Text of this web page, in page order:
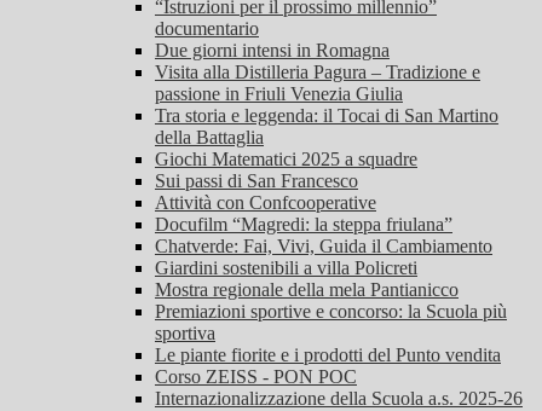
“Istruzioni per il prossimo millennio”
documentario
Due giorni intensi in Romagna
Visita alla Distilleria Pagura – Tradizione e
passione in Friuli Venezia Giulia
Tra storia e leggenda: il Tocai di San Martino
della Battaglia
Giochi Matematici 2025 a squadre
Sui passi di San Francesco
Attività con Confcooperative
Docufilm “Magredi: la steppa friulana”
Chatverde: Fai, Vivi, Guida il Cambiamento
Giardini sostenibili a villa Policreti
Mostra regionale della mela Pantianicco
Premiazioni sportive e concorso: la Scuola più
sportiva
Le piante fiorite e i prodotti del Punto vendita
Corso ZEISS - PON POC
Internazionalizzazione della Scuola a.s. 2025-26